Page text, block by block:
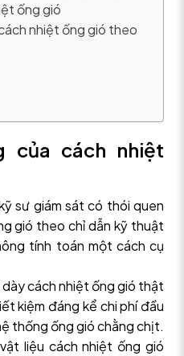
ống gió
nhiệt ống gió theo
của cách nhiệt
sư giám sát có thói quen
gió theo chỉ dẫn kỹ thuật
tính toán một cách cụ
cách nhiệt ống gió thật
kiệm đáng kể chi phí đầu
thống ống gió chằng chịt.
liệu cách nhiệt ống gió